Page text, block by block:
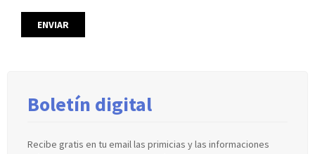
Boletín digital
Recibe gratis en tu email las primicias y las informaciones